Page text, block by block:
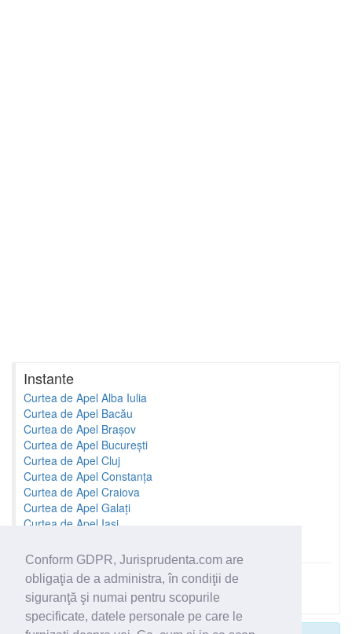
Conform GDPR, Jurisprudenta.com are
obligaţia de a administra, în condiţii de
siguranţă şi numai pentru scopurile
specificate, datele personale pe care le
Instante
Curtea de Apel Alba Iulia
Curtea de Apel Bacău
Curtea de Apel Brașov
Curtea de Apel București
Curtea de Apel Cluj
Curtea de Apel Constanța
Curtea de Apel Craiova
Curtea de Apel Galați
Curtea de Apel Iași
Toate instantele